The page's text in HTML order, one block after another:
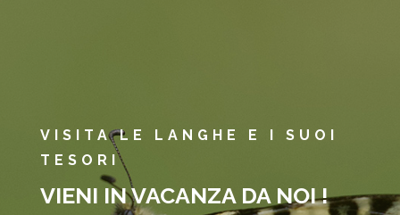
VISITA LE LANGHE E I SUOI
TESORI
VIENI IN VACANZA DA NOI !